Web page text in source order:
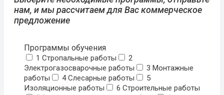
нам, и мы рассчитаем для Вас коммерческое
предложение
Программы обучения
1 Стропальные работы
2
Электрогазосварочные работы
3 Монтажные
работы
4 Слесарные работы
5
Изоляционные работы
6 Строительные работы